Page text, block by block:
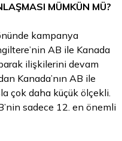
MÜMKÜN MÜ?
kampanya
AB ile Kanada
ilişkilerini devam
Kanada’nın AB ile
çok daha küçük ölçekli.
sadece 12. en önemli